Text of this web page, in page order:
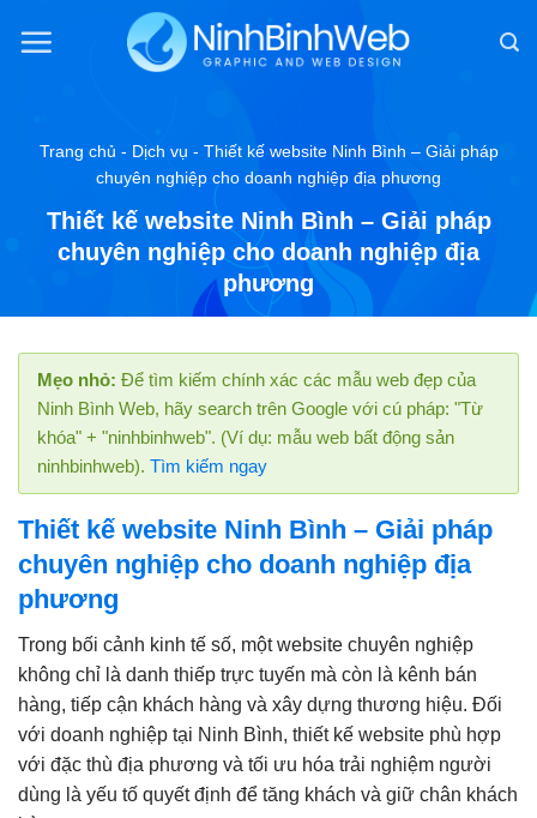
đến
Trang chủ - Dịch vụ - Thiết kế website Ninh Bình – Giải pháp
chuyên nghiệp cho doanh nghiệp địa phương
Thiết kế website Ninh Bình – Giải pháp
chuyên nghiệp cho doanh nghiệp địa
phương
Mẹo nhỏ: Để tìm kiếm chính xác các mẫu web đẹp của
Ninh Bình Web, hãy search trên Google với cú pháp: "Từ
khóa" + "ninhbinhweb". (Ví dụ: mẫu web bất động sản
ninhbinhweb). Tìm kiếm ngay
Thiết kế website Ninh Bình – Giải pháp
chuyên nghiệp cho doanh nghiệp địa
phương
Trong bối cảnh kinh tế số, một website chuyên nghiệp
không chỉ là danh thiếp trực tuyến mà còn là kênh bán
hàng, tiếp cận khách hàng và xây dựng thương hiệu. Đối
với doanh nghiệp tại Ninh Bình, thiết kế website phù hợp
với đặc thù địa phương và tối ưu hóa trải nghiệm người
dùng là yếu tố quyết định để tăng khách và giữ chân khách